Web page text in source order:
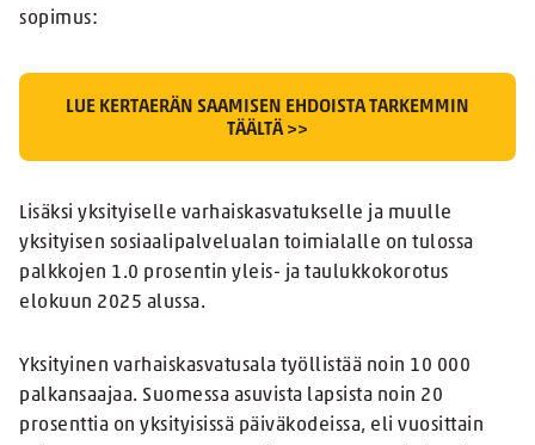
sopimus:
LUE KERTAERÄN SAAMISEN EHDOISTA TARKEMMIN
TÄÄLTÄ >>
Lisäksi yksityiselle varhaiskasvatukselle ja muulle
yksityisen sosiaalipalvelualan toimialalle on tulossa
palkkojen 1.0 prosentin yleis- ja taulukkokorotus
elokuun 2025 alussa.
Yksityinen varhaiskasvatusala työllistää noin 10 000
palkansaajaa. Suomessa asuvista lapsista noin 20
prosenttia on yksityisissä päiväkodeissa, eli vuosittain